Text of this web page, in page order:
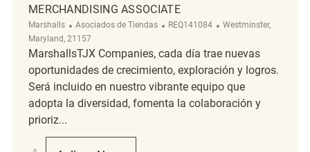
MERCHANDISING ASSOCIATE
Marshalls Categoría
Asociados de Tiendas ReqId
REQ141084 Ubicación
Westminster,
Maryland, 21157
MarshallsTJX Companies, cada día trae nuevas
oportunidades de crecimiento, exploración y logros.
Será incluido en nuestro vibrante equipo que
adopta la diversidad, fomenta la colaboración y
prioriz...